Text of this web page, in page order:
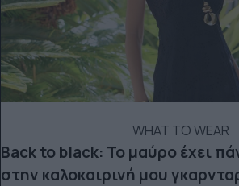
WHAT TO WEAR
Back to black: Το μαύρο έχει
στην καλοκαιρινή μου